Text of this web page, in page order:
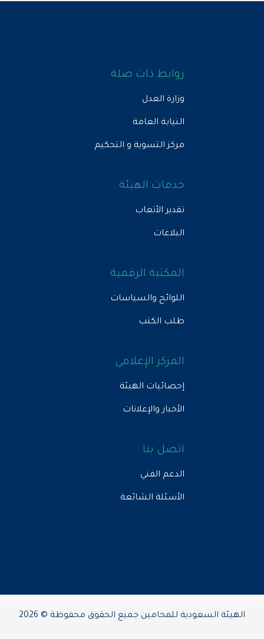
روابط ذات صلة
وزارة العدل
النيابة العامة
مركز التسوية و التحكيم
خدمات الهيئة
تقدير الأتعاب
البلاغات
المكتبة الرقمية
اللوائح والسياسات
طلب الكتب
المركز الإعلامي
إحصائيات الهيئة
الأخبار والإعلانات
اتصل بنا
الدعم الفني
الأسئلة الشائعة
الهيئة السعودية للمحامين جميع الحقوق محفوظة © 2026